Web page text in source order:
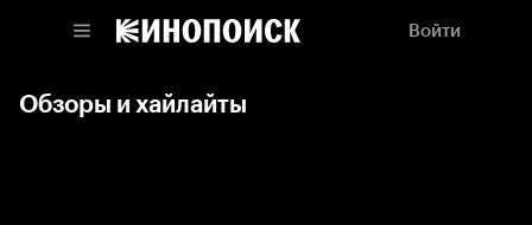
Войти
Обзоры и хайлайты